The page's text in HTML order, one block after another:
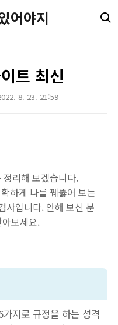
어야지
트 최신
8. 23. 21:59
리해 보겠습니다.
하게 나를 꿰뚫어 보는
사입니다. 안해 보신 분
보세요.
지로 규정을 하는 성격